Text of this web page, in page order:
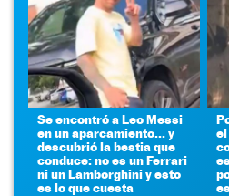
Se encontró a Leo Messi
en un aparcamiento... y
descubrió la bestia que
conduce: no es un Ferrari
ni un Lamborghini y esto
es lo que cuesta
el